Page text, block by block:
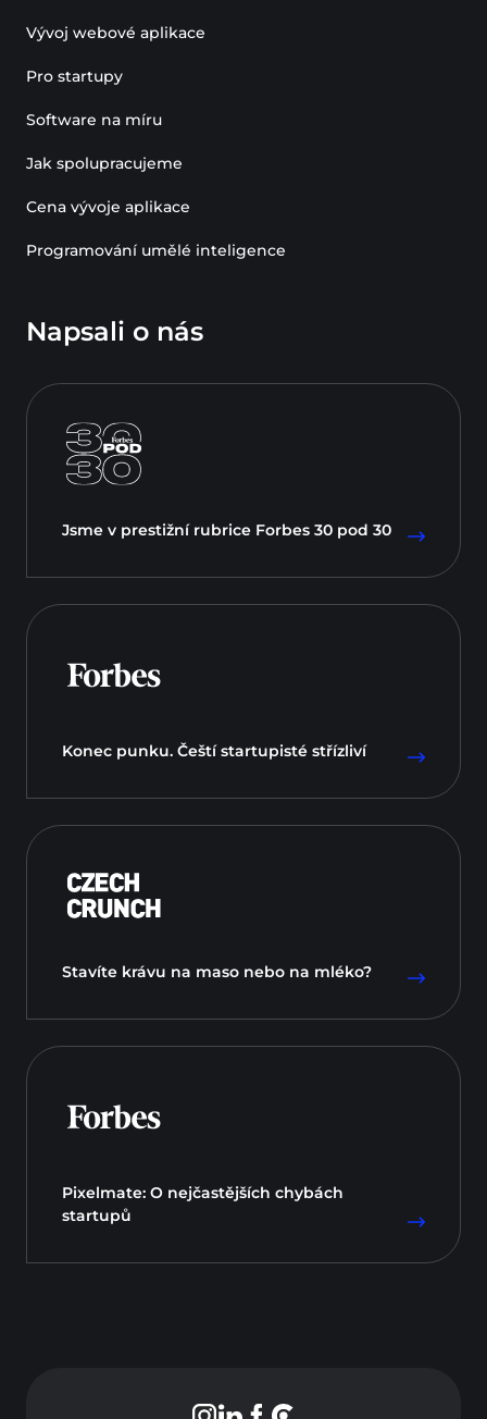
Vývoj webové aplikace
Pro startupy
Software na míru
Jak spolupracujeme
Cena vývoje aplikace
Programování umělé inteligence
Napsali o nás
Jsme v prestižní rubrice Forbes 30 pod 30
Konec punku. Čeští startupisté střízliví
Stavíte krávu na maso nebo na mléko?
Pixelmate: O nejčastějších chybách
startupů